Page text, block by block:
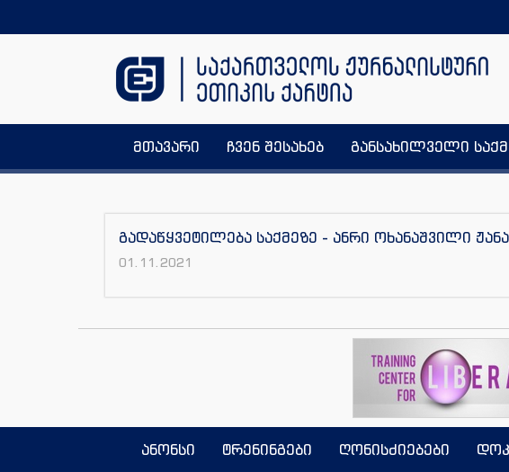
მთავარი ჩვენ შესახებ განსახილველი
გადაწყვეტილება საქმეზე - ანრი ოხანაშვილი
01.11.2021
ანონსი ტრენინგები ღონისძიებები